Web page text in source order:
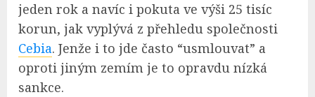
jeden rok a navíc i pokuta ve výši 25 tisíc
korun, jak vyplývá z přehledu společnosti
Cebia. Jenže i to jde často “usmlouvat” a
oproti jiným zemím je to opravdu nízká
sankce.